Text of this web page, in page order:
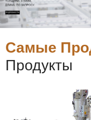
Самые
Продукты